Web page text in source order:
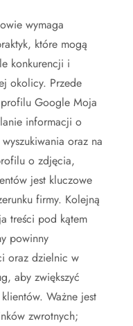
wymaga
które mogą
konkurencji i
okolicy. Przede
profilu Google Moja
informacji o
oraz na
o zdjęcia,
jest kluczowe
firmy. Kolejną
treści pod kątem
powinny
oraz dzielnic w
aby zwiększyć
Ważne jest
zwrotnych;